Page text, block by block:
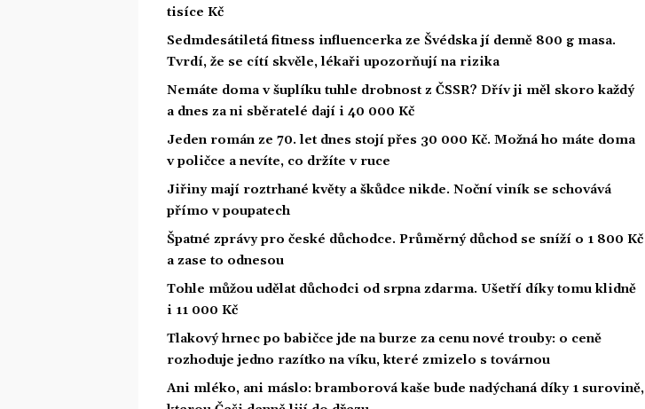
tisíce Kč
Sedmdesátiletá fitness influencerka ze Švédska jí denně 800 g masa.
Tvrdí, že se cítí skvěle, lékaři upozorňují na rizika
Nemáte doma v šuplíku tuhle drobnost z ČSSR? Dřív ji měl skoro každý
a dnes za ni sběratelé dají i 40 000 Kč
Jeden román ze 70. let dnes stojí přes 30 000 Kč. Možná ho máte doma
v poličce a nevíte, co držíte v ruce
Jiřiny mají roztrhané květy a škůdce nikde. Noční viník se schovává
přímo v poupatech
Špatné zprávy pro české důchodce. Průměrný důchod se sníží o 1 800 Kč
a zase to odnesou
Tohle můžou udělat důchodci od srpna zdarma. Ušetří díky tomu klidně
i 11 000 Kč
Tlakový hrnec po babičce jde na burze za cenu nové trouby: o ceně
rozhoduje jedno razítko na víku, které zmizelo s továrnou
Ani mléko, ani máslo: bramborová kaše bude nadýchaná díky 1 surovině,